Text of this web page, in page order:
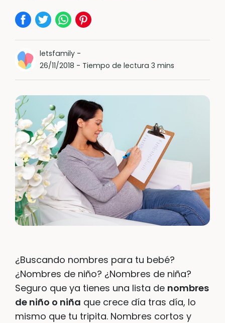
letsfamily -
26/11/2018 - Tiempo de lectura 3 mins
¿Buscando nombres para tu bebé?
¿Nombres de niño? ¿Nombres de niña?
Seguro que ya tienes una lista de nombres
de niño o niña que crece día tras día, lo
mismo que tu tripita. Nombres cortos y